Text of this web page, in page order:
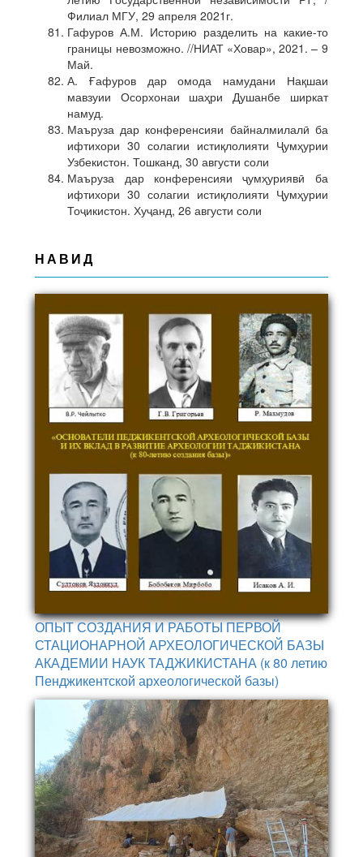
Филиал МГУ, 29 апреля 2021г.
Гафуров А.М. Историю разделить на какие-то
границы невозможно. //НИАТ «Ховар», 2021. – 9
Май.
А. Ғафуров дар омода намудани Нақшаи
мавзуии Осорхонаи шаҳри Душанбе ширкат
намуд.
Маъруза дар конференсияи байналмилалӣ ба
ифтихори 30 солагии истиқлолияти Ҷумҳурии
Узбекистон. Тошканд, 30 августи соли
Маъруза дар конференсияи ҷумҳуриявӣ ба
ифтихори 30 солагии истиқлолияти Ҷумҳурии
Тоҷикистон. Хуҷанд, 26 августи соли
НАВИД
ОПЫТ СОЗДАНИЯ И РАБОТЫ ПЕРВОЙ
СТАЦИОНАРНОЙ АРХЕОЛОГИЧЕСКОЙ БАЗЫ
АКАДЕМИИ НАУК ТАДЖИКИСТАНА (к 80 летию
Пенджикентской археологической базы)